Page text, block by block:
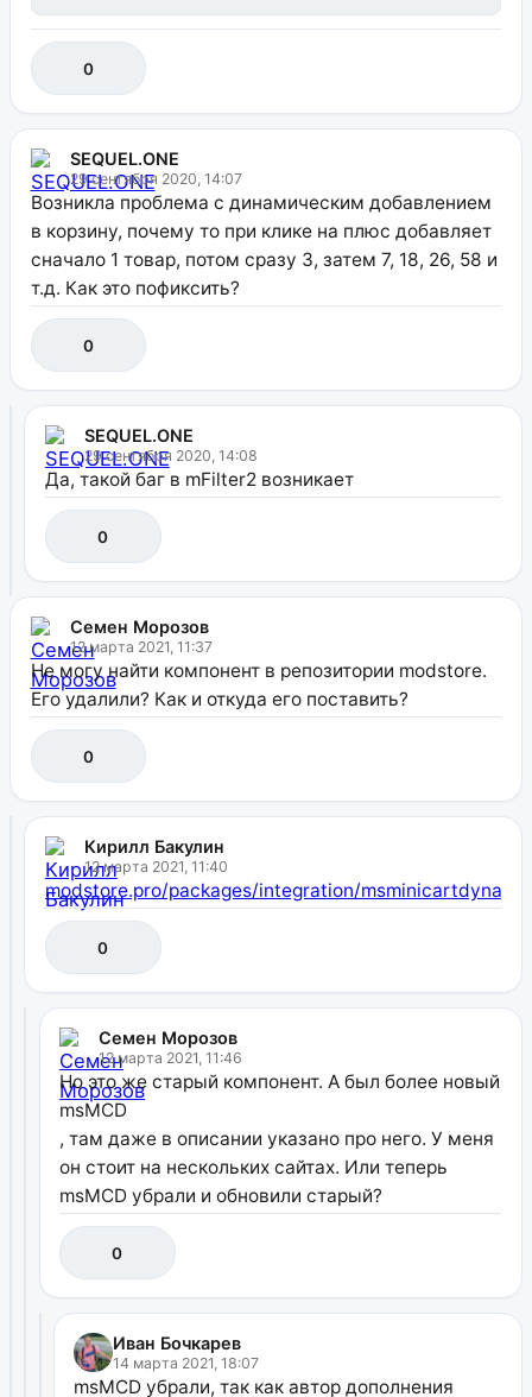
0
SEQUEL.ONE
29 сентября 2020, 14:07
Возникла проблема с динамическим добавлением
в корзину, почему то при клике на плюс добавляет
сначало 1 товар, потом сразу 3, затем 7, 18, 26, 58 и
т.д. Как это пофиксить?
0
SEQUEL.ONE
29 сентября 2020, 14:08
Да, такой баг в mFilter2 возникает
0
Семен Морозов
12 марта 2021, 11:37
Не могу найти компонент в репозитории modstore.
Его удалили? Как и откуда его поставить?
0
Кирилл Бакулин
12 марта 2021, 11:40
modstore.pro/packages/integration/msminicartdynamic
0
Семен Морозов
12 марта 2021, 11:46
Но это же старый компонент. А был более новый
msMCD
, там даже в описании указано про него. У меня
он стоит на нескольких сайтах. Или теперь
msMCD убрали и обновили старый?
0
Иван Бочкарев
14 марта 2021, 18:07
msMCD убрали, так как автор дополнения